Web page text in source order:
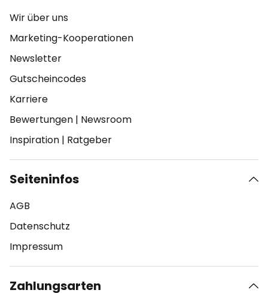
Wir über uns
Marketing-Kooperationen
Newsletter
Gutscheincodes
Karriere
Bewertungen | Newsroom
Inspiration | Ratgeber
Seiteninfos
AGB
Datenschutz
Impressum
Zahlungsarten